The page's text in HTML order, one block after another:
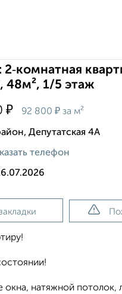
48м², 1/5 этаж
₽ 92 800 ₽ за м²
Депутатская 4А
телефон
окна, натяжной потолок,